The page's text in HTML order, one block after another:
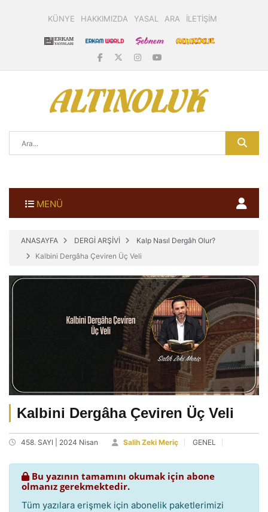
KÜNYE HAKKIMIZDA YASAL ARA İLETİŞİM
MENÜ
ANASAYFA DERGİ ARŞİVİ
Kalp Nasıl Dergâh Olur?
Kalbini Dergâha Çeviren Üç Veli
Kalbini Dergâha Çeviren Üç Veli
458. SAYI | 2024 Nisan Salih Zeki Meriç GENEL
Bu yazının tamamını okumak için abone
olmanız gerekmektedir.
Tüm yazılara erişmek için abonelik paketlerimizi